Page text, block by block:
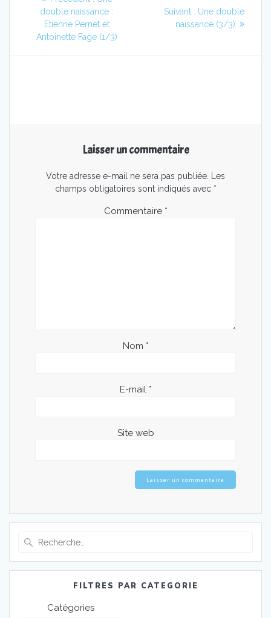
l’article
précédent
:
double naissance :
Etienne Pernet et
Antoinette Fage (1/3)
Suivant : Article
suivant
Une double
naissance (3/3)
Laisser un commentaire
Votre adresse e-mail ne sera pas publiée.
Les
champs obligatoires sont indiqués avec *
Commentaire *
Nom *
E-mail *
Site web
:
FILTRES PAR CATEGORIE
Catégories